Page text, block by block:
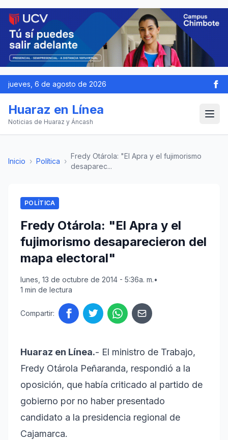
jueves, 6 de agosto de 2026
Huaraz en Línea
Noticias de Huaraz y Áncash
Inicio › Política ›
Fredy Otárola: "El Apra y el fujimorismo
desaparec...
POLÍTICA
Fredy Otárola: "El Apra y el
fujimorismo desaparecieron del
mapa electoral"
lunes, 13 de octubre de 2014 - 5:36a. m.•
1 min de lectura
Compartir:
Huaraz en Línea.- El ministro de Trabajo,
Fredy Otárola Peñaranda, respondió a la
oposición, que había criticado al partido de
gobierno por no haber presentado
candidato a la presidencia regional de
Cajamarca.